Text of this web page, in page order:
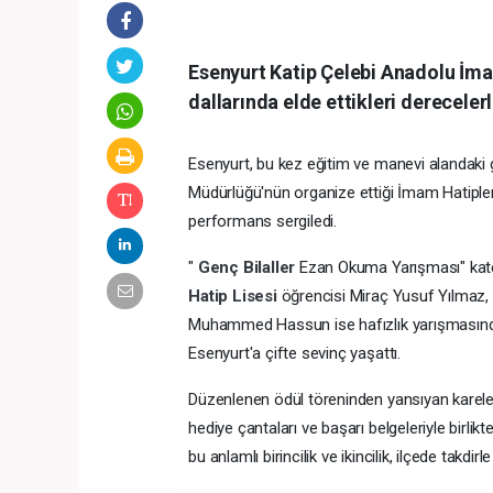
Esenyurt Katip Çelebi Anadolu
dallarında elde ettikleri
Esenyurt, bu kez eğitim ve manevi alandaki
Müdürlüğü'nün organize ettiği İmam
performans sergiledi.
" Genç BilallerEzan Okuma Yarışması"
Hatip Lisesi öğrencisi Miraç Yusuf Yılmaz,
Muhammed Hassun ise hafızlık
Esenyurt'a çifte sevinç yaşattı.
Düzenlenen ödül töreninden yansıyan
hediye çantaları ve başarı belgeleriyle
bu anlamlı birincilik ve ikincilik, ilçede takdirle